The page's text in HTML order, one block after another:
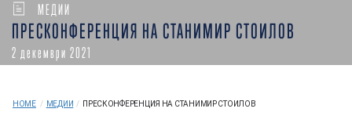
МЕДИИ
ПРЕСКОНФЕРЕНЦИЯ НА СТАНИМИР СТОИЛОВ
2 декември 2021
HOME / МЕДИИ / ПРЕСКОНФЕРЕНЦИЯ НА СТАНИМИР СТОИЛОВ